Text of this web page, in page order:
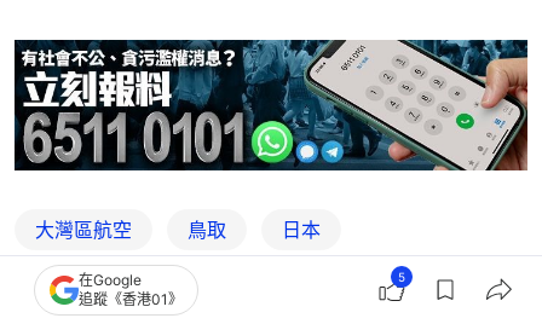
大灣區航空 鳥取 日本
在Google
追蹤《香港01》
5